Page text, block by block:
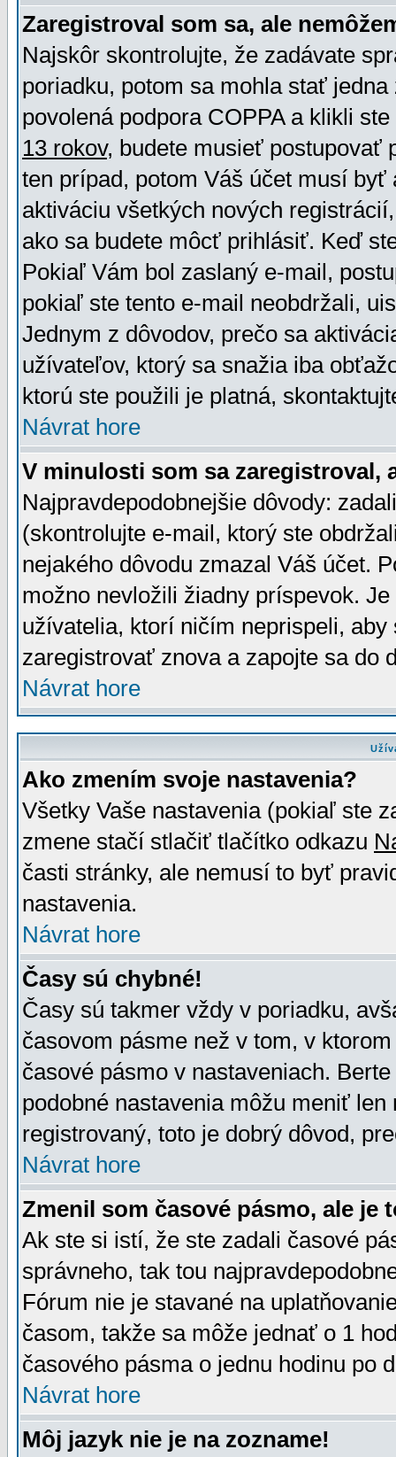
Zaregistroval som sa, ale
Najskôr skontrolujte, že zadávate
poriadku, potom sa mohla stať
povolená podpora COPPA a klikli
13 rokov, budete musieť postupovať
ten prípad, potom Váš účet musí
aktiváciu všetkých nových
ako sa budete môcť prihlásiť. Keď
Pokiaľ Vám bol zaslaný e-mail,
pokiaľ ste tento e-mail neobdržali,
Jednym z dôvodov, prečo sa
užívateľov, ktorý sa snažia iba
ktorú ste použili je platná,
Návrat hore
V minulosti som sa zaregistroval,
Najpravdepodobnejšie dôvody:
(skontrolujte e-mail, ktorý ste
nejakého dôvodu zmazal Váš účet.
možno nevložili žiadny príspevok.
užívatelia, ktorí ničím neprispeli,
zaregistrovať znova a zapojte sa do
Návrat hore
Ako zmením svoje nastavenia?
Všetky Vaše nastavenia (pokiaľ ste
zmene stačí stlačiť tlačítko odkazu
časti stránky, ale nemusí to byť
nastavenia.
Návrat hore
Časy sú chybné!
Časy sú takmer vždy v poriadku,
časovom pásme než v tom, v
časové pásmo v nastaveniach.
podobné nastavenia môžu meniť
registrovaný, toto je dobrý dôvod,
Návrat hore
Zmenil som časové pásmo, ale je
Ak ste si istí, že ste zadali časové
správneho, tak tou
Fórum nie je stavané na
časom, takže sa môže jednať o 1
časového pásma o jednu hodinu po
Návrat hore
Môj jazyk nie je na zozname!